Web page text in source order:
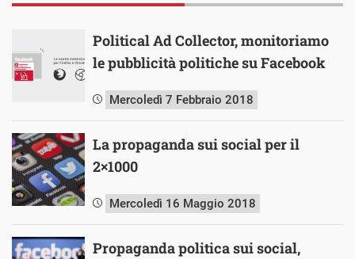
Political Ad Collector, monitoriamo
le pubblicità politiche su Facebook
Mercoledì 7 Febbraio 2018
La propaganda sui social per il
2×1000
Mercoledì 16 Maggio 2018
Propaganda politica sui social,